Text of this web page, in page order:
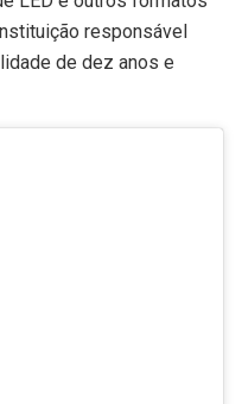
responsável
de dez anos e